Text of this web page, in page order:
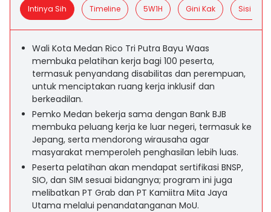
Intinya Sih Timeline 5W1H Gini Kak Sisi
Wali Kota Medan Rico Tri Putra Bayu Waas
membuka pelatihan kerja bagi 100 peserta,
termasuk penyandang disabilitas dan perempuan,
untuk menciptakan ruang kerja inklusif dan
berkeadilan.
Pemko Medan bekerja sama dengan Bank BJB
membuka peluang kerja ke luar negeri, termasuk ke
Jepang, serta mendorong wirausaha agar
masyarakat memperoleh penghasilan lebih luas.
Peserta pelatihan akan mendapat sertifikasi BNSP,
SIO, dan SIM sesuai bidangnya; program ini juga
melibatkan PT Grab dan PT Kamiitra Mita Jaya
Utama melalui penandatanganan MoU.